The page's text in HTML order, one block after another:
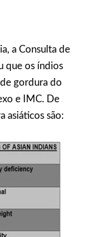
a Consulta de
que os índios
gordura do
e IMC. De
asiáticos são: